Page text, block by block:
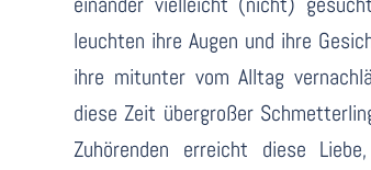
leuchten ihre Augen und ihre
ihre mitunter vom Alltag
diese Zeit übergroßer
Zuhörenden erreicht diese